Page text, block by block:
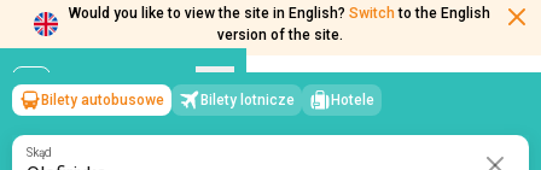
Would you like to view the site in English? Switch to the English
version of the site.
Olefirivka→Kijów
ndz, 9 sierpnia/1 pasażer
Bilety autobusowe Bilety lotnicze Hotele
Skąd